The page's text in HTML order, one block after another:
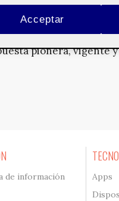
25 años del grado de
pionera, vigente
de información
Apps
Acceptar